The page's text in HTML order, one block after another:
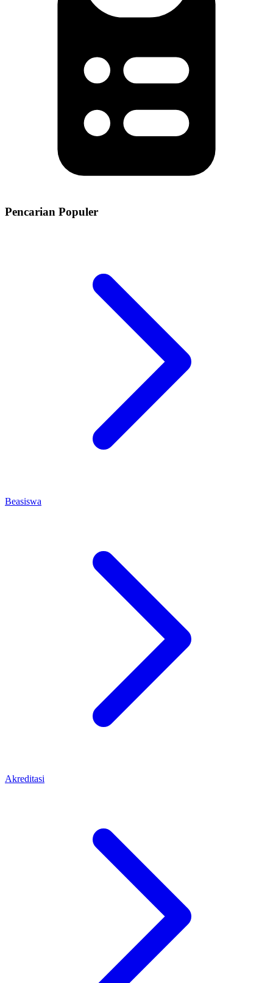
Pencarian Populer
Beasiswa
Akreditasi